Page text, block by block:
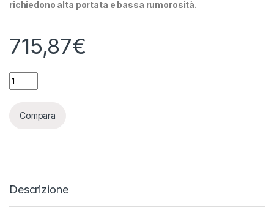
richiedono alta portata e bassa rumorosità.
715,87€
VENTS - KSDD 5600 Q - ASPIRATORE 5600 M³/H - 68 DBA
Compara
Descrizione